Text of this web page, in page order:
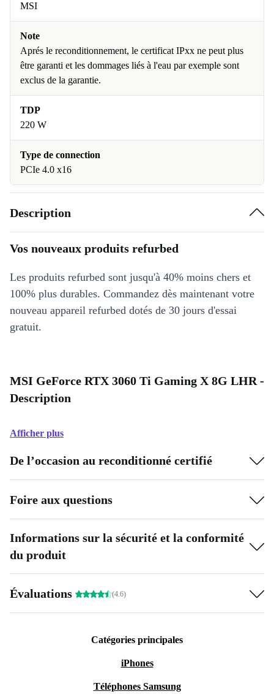
MSI
Note
Aprés le reconditionnement, le certificat IPxx ne peut plus
être garanti et les dommages liés à l'eau par exemple sont
exclus de la garantie.
TDP
220 W
Type de connection
PCIe 4.0 x16
Description
Vos nouveaux produits refurbed
Les produits refurbed sont jusqu'à 40% moins chers et
100% plus durables. Commandez dès maintenant votre
nouveau appareil refurbed dotés de 30 jours d'essai
gratuit.
MSI GeForce RTX 3060 Ti Gaming X 8G LHR -
Description
Afficher plus
De l’occasion au reconditionné certifié
Foire aux questions
Informations sur la sécurité et la conformité
du produit
Évaluations (4.6)
Catégories principales
iPhones
Téléphones Samsung